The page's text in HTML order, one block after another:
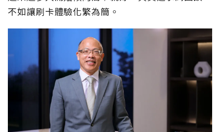
不如讓刷卡體驗化繁為簡。